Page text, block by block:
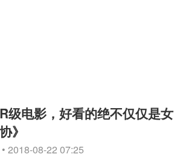
级电影，好看的绝不仅仅是女
》
2018-08-22 07:25